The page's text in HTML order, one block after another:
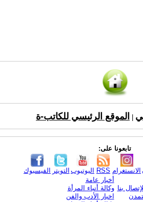
الموقع الرئيسي للكاتب-ة
تابعونا على:
الفيسبوك التويتر اليوتيوب RSS الانستغرام
بنا
أخبار عامة
وكالة أنباء المرأة
اخبار الأدب والفن